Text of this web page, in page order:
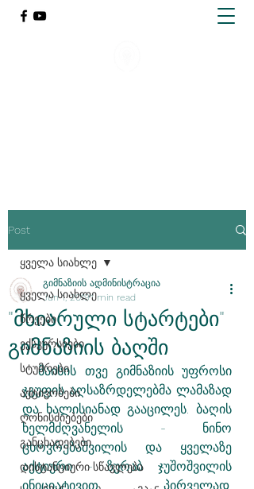
Post
ყველა სიახლე
წრეები
ექსკურსიები
სტუმრები
აქტივობები
ღონისძიებები
განცხადებები
დისტანციური სწავლება
ყველა სიახლე
"მხიარული სტარტები"
გიმნაზიის ბაღში
გიმნაზიის ადმინისტრაცია
Jun 1, 20191 min read
  მაისის თვე გიმნაზიის უფროსი
ჯგუფის აღსაზრდელებმა ლამაზად
და ხალისიანად გააცილეს. ბაღის
ხელმძღვანელის - ნინო
ცხოვრებაშვილის და ყველაზე
აქტიური - ზურაბ ჯუშოშვილის
ინიციატივით, პირველად,